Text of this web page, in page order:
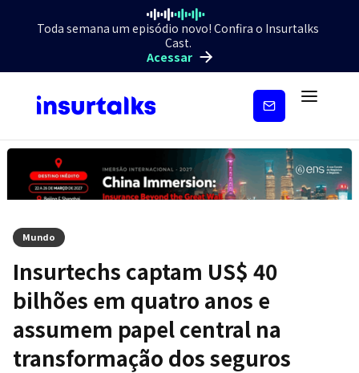
Toda semana um episódio novo! Confira o Insurtalks
Cast.
Acessar
Inscreva-
Mundo
Insurtechs captam US$ 40
bilhões em quatro anos e
assumem papel central na
transformação dos seguros